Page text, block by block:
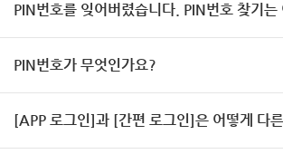
PIN번호를 잊어버렸습니다. PIN번호 찾기는
PIN번호가 무엇인가요?
[APP 로그인]과 [간편 로그인]은 어떻게 다